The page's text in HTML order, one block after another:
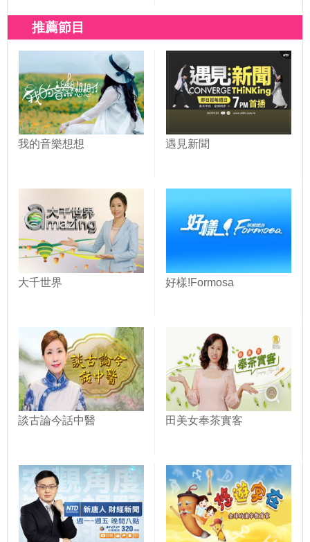
推薦節目
我的音樂想想 遇見新聞
大千世界 好樣!Formosa
談古論今話中醫 田美女奉茶實客